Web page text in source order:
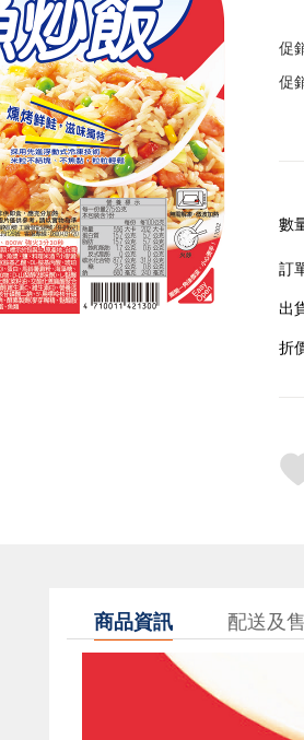
促
促
數
訂
出
折
商品資訊 配送及